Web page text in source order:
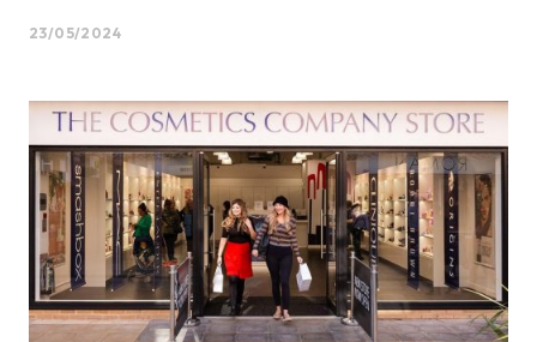
23/05/2024